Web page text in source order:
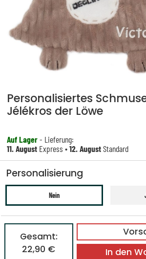
Personalisiertes
Jélékros der Löwe
Auf Lager- Lieferung:
11. August Express •12. AugustStandard
Personalisierung
Nein
Gesamt:
22,90 €
In den